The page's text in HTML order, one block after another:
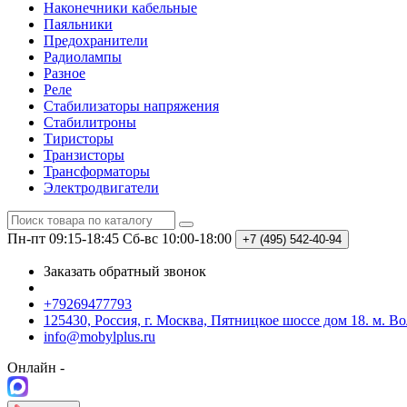
Наконечники кабельные
Паяльники
Предохранители
Радиолампы
Разное
Реле
Стабилизаторы напряжения
Стабилитроны
Тиристоры
Транзисторы
Трансформаторы
Электродвигатели
Пн-пт 09:15-18:45 Сб-вс 10:00-18:00 +7 (495) 542-40-94
Заказать обратный звонок
+79269477793
125430, Россия, г. Москва, Пятницкое шоссе дом 18. м.
info@mobylplus.ru
Онлайн -